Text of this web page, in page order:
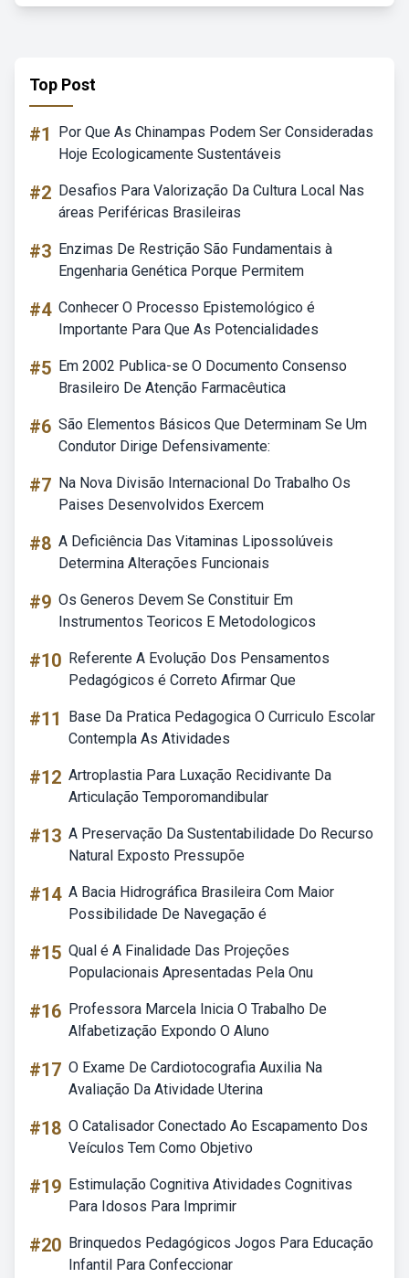
Top Post
#1
Por Que As Chinampas Podem Ser Consideradas
Hoje Ecologicamente Sustentáveis
#2 Desafios Para Valorização Da Cultura Local Nas
áreas Periféricas Brasileiras
#3 Enzimas De Restrição São Fundamentais à
Engenharia Genética Porque Permitem
#4 Conhecer O Processo Epistemológico é
Importante Para Que As Potencialidades
#5 Em 2002 Publica-se O Documento Consenso
Brasileiro De Atenção Farmacêutica
#6 São Elementos Básicos Que Determinam Se Um
Condutor Dirige Defensivamente:
#7 Na Nova Divisão Internacional Do Trabalho Os
Paises Desenvolvidos Exercem
#8 A Deficiência Das Vitaminas Lipossolúveis
Determina Alterações Funcionais
#9 Os Generos Devem Se Constituir Em
Instrumentos Teoricos E Metodologicos
#10 Referente A Evolução Dos Pensamentos
Pedagógicos é Correto Afirmar Que
#11
Base Da Pratica Pedagogica O Curriculo Escolar
Contempla As Atividades
#12 Artroplastia Para Luxação Recidivante Da
Articulação Temporomandibular
#13 A Preservação Da Sustentabilidade Do Recurso
Natural Exposto Pressupõe
#14 A Bacia Hidrográfica Brasileira Com Maior
Possibilidade De Navegação é
#15 Qual é A Finalidade Das Projeções
Populacionais Apresentadas Pela Onu
#16 Professora Marcela Inicia O Trabalho De
Alfabetização Expondo O Aluno
#17 O Exame De Cardiotocografia Auxilia Na
Avaliação Da Atividade Uterina
#18 O Catalisador Conectado Ao Escapamento Dos
Veículos Tem Como Objetivo
#19 Estimulação Cognitiva Atividades Cognitivas
Para Idosos Para Imprimir
#20 Brinquedos Pedagógicos Jogos Para Educação
Infantil Para Confeccionar